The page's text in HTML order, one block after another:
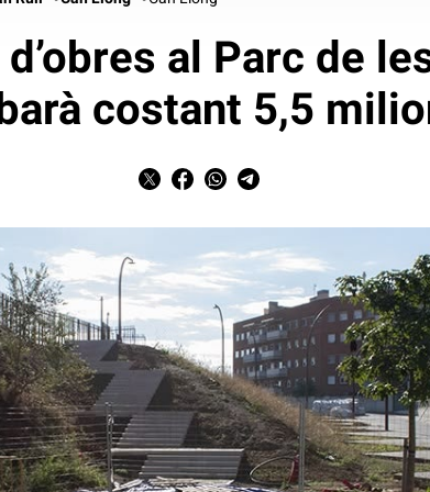
al Parc de
costant 5,5